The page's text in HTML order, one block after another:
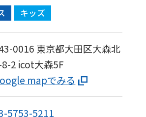
キッズ
0016 東京都大田区大森北
2 icot大森5F
mapでみる
5753-5211